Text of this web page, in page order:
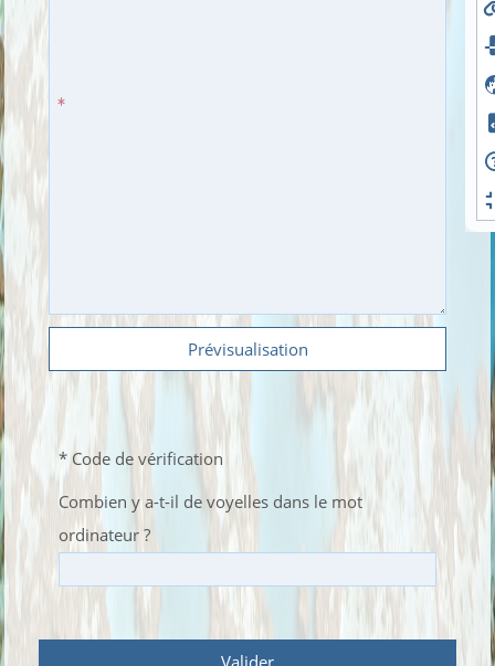
Prévisualisation
* Code de vérification
Combien y a-t-il de voyelles dans le mot
ordinateur ?
Valider